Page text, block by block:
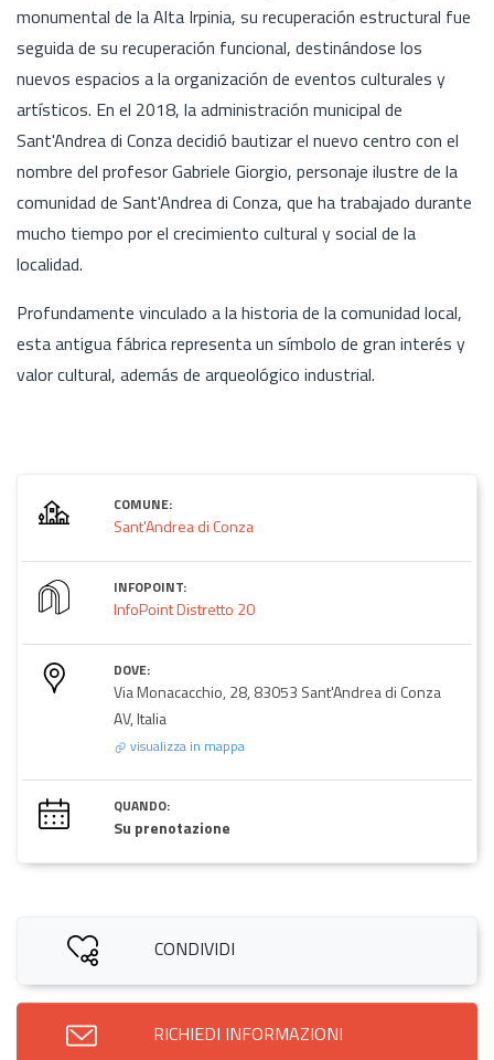
monumental de la Alta Irpinia, su recuperación estructural fue
seguida de su recuperación funcional, destinándose los
nuevos espacios a la organización de eventos culturales y
artísticos. En el 2018, la administración municipal de
Sant'Andrea di Conza decidió bautizar el nuevo centro con el
nombre del profesor Gabriele Giorgio, personaje ilustre de la
comunidad de Sant'Andrea di Conza, que ha trabajado durante
mucho tiempo por el crecimiento cultural y social de la
localidad.
Profundamente vinculado a la historia de la comunidad local,
esta antigua fábrica representa un símbolo de gran interés y
valor cultural, además de arqueológico industrial.
COMUNE:
Sant'Andrea di Conza
INFOPOINT:
InfoPoint Distretto 20
DOVE:
Via Monacacchio, 28, 83053 Sant'Andrea di Conza
AV, Italia
visualizza in mappa
QUANDO:
Su prenotazione
CONDIVIDI
RICHIEDI INFORMAZIONI